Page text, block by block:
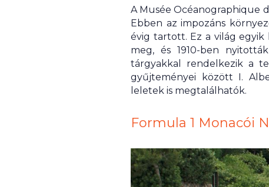
A Musée Océanographique
Ebben az impozáns
évig tartott. Ez a világ
meg, és 1910-ben
tárgyakkal rendelkezik a
gyűjteményei között I.
leletek is megtalálhatók.
Formula 1 Monacói